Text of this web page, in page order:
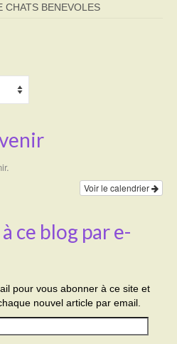
CHATS BENEVOLES
Voir le calendrier
ce blog par e-
pour vous abonner à ce site et
nouvel article par email.